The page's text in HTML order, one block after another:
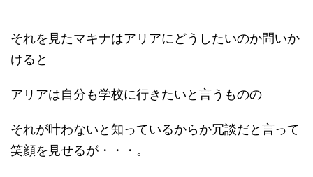
それを見たマキナはアリアにどうしたいのか問いか
けると
アリアは自分も学校に行きたいと言うものの
それが叶わないと知っているからか冗談だと言って
笑顔を見せるが・・・。